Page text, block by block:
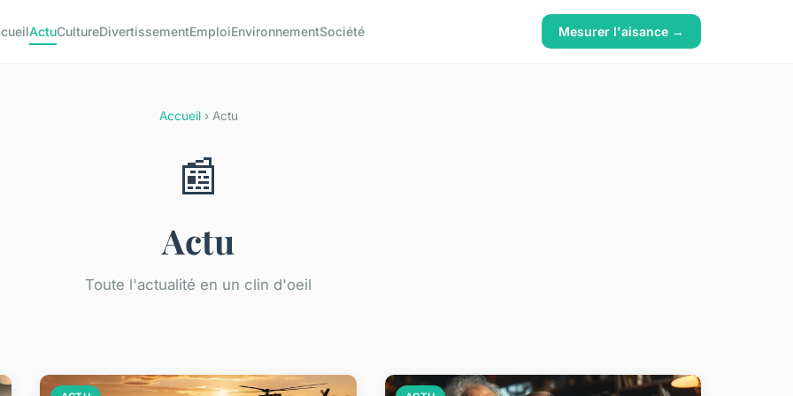
ActuCultureDivertissementEmploiEnvironnementSociété Mesurer l'aisance →
Accueil› Actu
📰
Actu
Toute l'actualité en un clin d'oeil